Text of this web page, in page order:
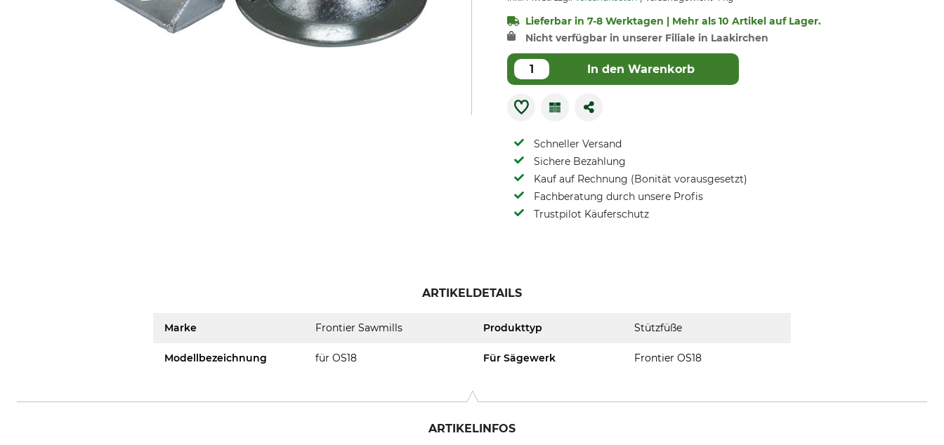
Lieferbar in 7-8 Werktagen | Mehr als 10 Artikel auf Lager.
Nicht verfügbar in unserer Filiale in Laakirchen
In den Warenkorb
Schneller Versand
Sichere Bezahlung
Kauf auf Rechnung (Bonität vorausgesetzt)
Fachberatung durch unsere Profis
Trustpilot Käuferschutz
ARTIKELDETAILS
Marke Frontier Sawmills Produkttyp Stützfüße
Modellbezeichnung für OS18 Für Sägewerk Frontier OS18
ARTIKELINFOS